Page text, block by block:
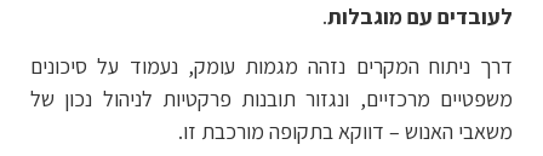
לעובדים עם מוגבלות.
דרך ניתוח המקרים נזהה מגמות עומק, נעמוד על סיכונים
משפטיים מרכזיים, ונגזור תובנות פרקטיות לניהול נכון של
משאבי האנוש – דווקא בתקופה מורכבת זו.